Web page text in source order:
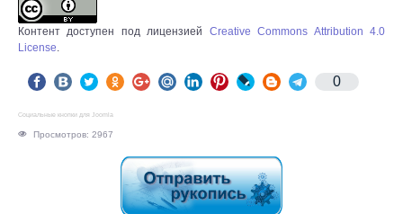
Контент доступен под лицензией Creative Commons Attribution 4.0
License.
0
Социальные кнопки для Joomla
Просмотров: 2967